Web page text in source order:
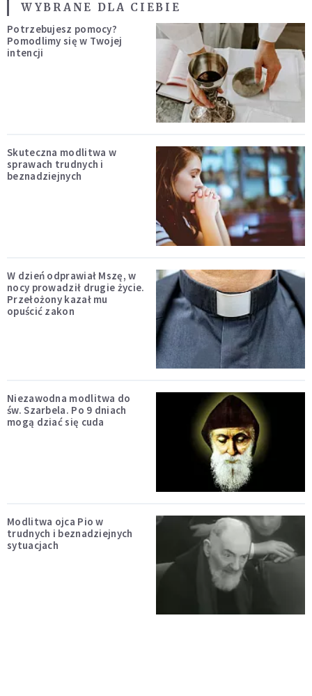
WYBRANE DLA CIEBIE
Potrzebujesz pomocy?
Pomodlimy się w Twojej
intencji
Skuteczna modlitwa w
sprawach trudnych i
beznadziejnych
W dzień odprawiał Mszę, w
nocy prowadził drugie życie.
Przełożony kazał mu
opuścić zakon
Niezawodna modlitwa do
św. Szarbela. Po 9 dniach
mogą dziać się cuda
Modlitwa ojca Pio w
trudnych i beznadziejnych
sytuacjach